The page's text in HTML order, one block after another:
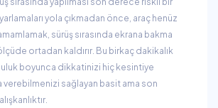
yola çıkmadan önce, araç henüz
sürüş sırasında ekrana bakma
ortadan kaldırır. Bu birkaç dakikalık
boyunca dikkatinizi hiç kesintiye
verebilmenizi sağlayan basit ama son